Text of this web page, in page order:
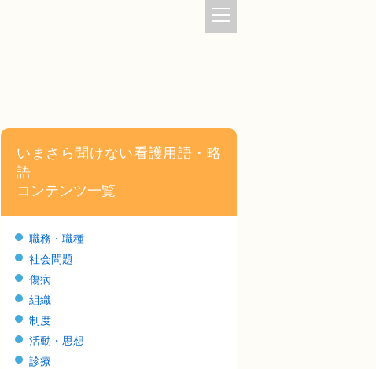
いまさら聞けない看護用語・略
語
コンテンツ一覧
職務・職種
社会問題
傷病
組織
制度
活動・思想
診療